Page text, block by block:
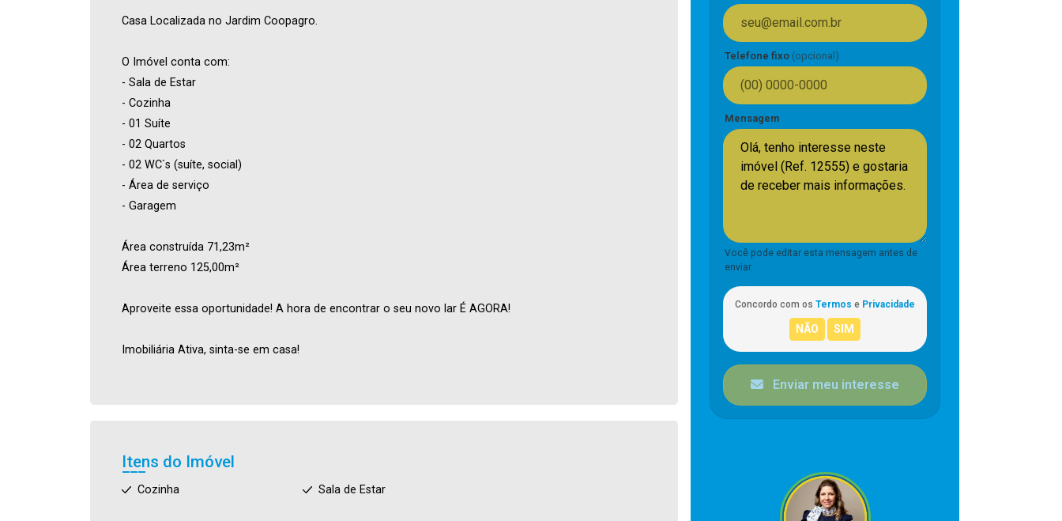
Casa Localizada no Jardim Coopagro.
O Imóvel conta com:
- Sala de Estar
- Cozinha
- 01 Suíte
- 02 Quartos
- 02 WC`s (suíte, social)
- Área de serviço
- Garagem
Área construída 71,23m²
Área terreno 125,00m²
Aproveite essa oportunidade! A hora de encontrar o seu novo lar É AGORA!
Imobiliária Ativa, sinta-se em casa!
Itens do Imóvel
Cozinha Sala de Estar
Telefone fixo (opcional)
Mensagem
Você pode editar esta mensagem antes de
enviar.
Concordo com os Termos e Privacidade
Enviar meu interesse